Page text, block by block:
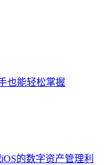
也能轻松掌握
的数字资产管理利